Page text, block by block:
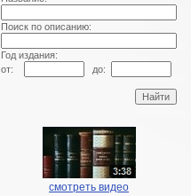
Поиск по описанию:
Год издания:
от:
до:
смотреть видео